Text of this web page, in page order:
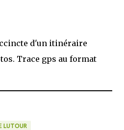
d'un itinéraire
Trace gps au format
LUTOUR